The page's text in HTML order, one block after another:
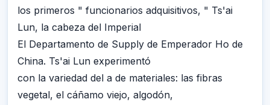
los primeros " funcionarios adquisitivos, " Ts'ai
Lun, la cabeza del Imperial
El Departamento de Supply de Emperador Ho de
China. Ts'ai Lun experimentó
con la variedad del a de materiales: las fibras
vegetal, el cáñamo viejo, algodón,